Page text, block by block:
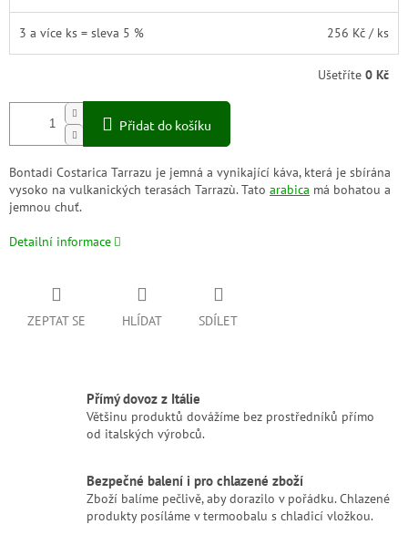
3 a více ks = sleva 5 % 256 Kč / ks
Ušetříte 0 Kč
Přidat do košíku
Bontadi Costarica Tarrazu je jemná a vynikající káva, která je sbírána
vysoko na vulkanických terasách Tarrazù. Tato arabica má bohatou a
jemnou chuť.
Detailní informace
ZEPTAT SE HLÍDAT SDÍLET
Přímý dovoz z Itálie
Většinu produktů dovážíme bez prostředníků přímo
od italských výrobců.
Bezpečné balení i pro chlazené zboží
Zboží balíme pečlivě, aby dorazilo v pořádku. Chlazené
produkty posíláme v termoobalu s chladicí vložkou.